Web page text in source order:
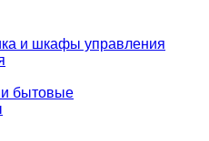
и шкафы управления
бытовые